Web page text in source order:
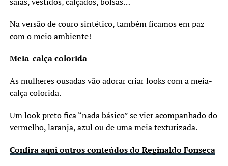
Na versão de couro sintético, também ficamos em paz
com o meio ambiente!
Meia-calça colorida
As mulheres ousadas vão adorar criar looks com a meia-
calça colorida.
Um look preto fica “nada básico” se vier acompanhado do
vermelho, laranja, azul ou de uma meia texturizada.
Confira aqui outros conteúdos do Reginaldo Fonseca